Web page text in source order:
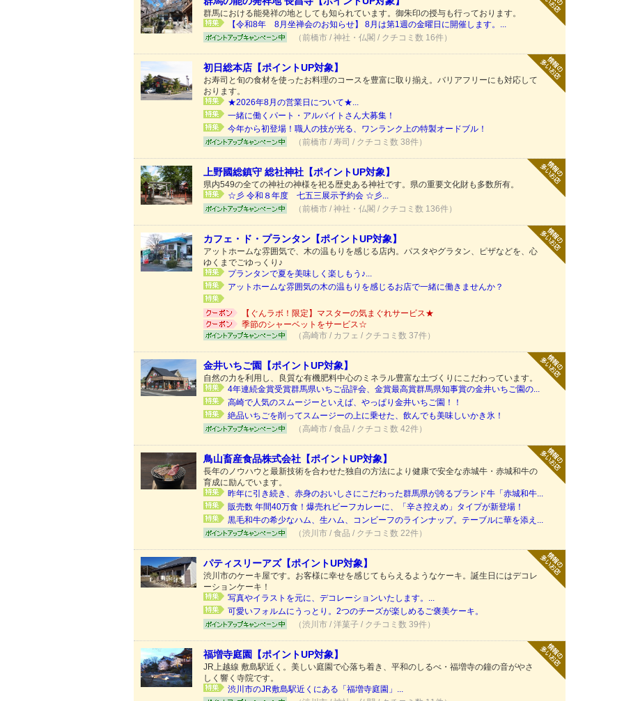
群馬における能発祥の地としても知られています。御朱印の授与も行っております。
【令和8年 8月坐禅会のお知らせ】 8月は第1週の金曜日に開催します。...
（前橋市 / 神社・仏閣 / クチコミ数 16件）
初日総本店【ポイントUP対象】
お寿司と旬の食材を使ったお料理のコースを豊富に取り揃え。バリアフリーにも対応して
おります。
★2026年8月の営業日について★...
一緒に働くパート・アルバイトさん大募集！
今年から初登場！職人の技が光る、ワンランク上の特製オードブル！
（前橋市 / 寿司 / クチコミ数 38件）
上野國総鎮守 総社神社【ポイントUP対象】
県内549の全ての神社の神様を祀る歴史ある神社です。県の重要文化財も多数所有。
☆彡 令和８年度 七五三展示予約会 ☆彡...
（前橋市 / 神社・仏閣 / クチコミ数 136件）
カフェ・ド・プランタン【ポイントUP対象】
アットホームな雰囲気で、木の温もりを感じる店内。パスタやグラタン、ピザなどを、心
ゆくまでごゆっくり♪
プランタンで夏を美味しく楽しもう♪...
アットホームな雰囲気の木の温もりを感じるお店で一緒に働きませんか？
【ぐんラボ！限定】マスターの気まぐれサービス★
季節のシャーベットをサービス☆
（高崎市 / カフェ / クチコミ数 37件）
金井いちご園【ポイントUP対象】
自然の力を利用し、良質な有機肥料中心のミネラル豊富な土づくりにこだわっています。
4年連続金賞受賞群馬県いちご品評会、金賞最高賞群馬県知事賞の金井いちご園の...
高崎で人気のスムージーといえば、やっぱり金井いちご園！！
絶品いちごを削ってスムージーの上に乗せた、飲んでも美味しいかき氷！
（高崎市 / 食品 / クチコミ数 42件）
鳥山畜産食品株式会社【ポイントUP対象】
長年のノウハウと最新技術を合わせた独自の方法により健康で安全な赤城牛・赤城和牛の
育成に励んでいます。
昨年に引き続き、赤身のおいしさにこだわった群馬県が誇るブランド牛「赤城和牛...
販売数 年間40万食！爆売れビーフカレーに、「辛さ控えめ」タイプが新登場！
黒毛和牛の希少なハム、生ハム、コンビーフのラインナップ。テーブルに華を添え...
（渋川市 / 食品 / クチコミ数 22件）
パティスリーアズ【ポイントUP対象】
渋川市のケーキ屋です。お客様に幸せを感じてもらえるようなケーキ。誕生日にはデコレ
ーションケーキ！
写真やイラストを元に、デコレーションいたします。...
可愛いフォルムにうっとり。2つのチーズが楽しめるご褒美ケーキ。
（渋川市 / 洋菓子 / クチコミ数 39件）
福増寺庭園【ポイントUP対象】
JR上越線 敷島駅近く。美しい庭園で心落ち着き、平和のしるべ・福増寺の鐘の音がやさ
しく響く寺院です。
渋川市のJR敷島駅近くにある「福増寺庭園」...